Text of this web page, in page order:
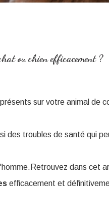
ou chien efficacement ?
sur votre animal de
des troubles de santé qui
dans cet
efficacement et